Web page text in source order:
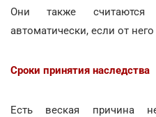
Они также считаются
автоматически, если от
Сроки принятия наследства
Есть веская причина